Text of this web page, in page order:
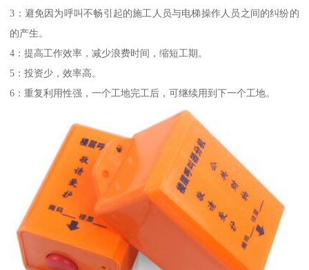
3：避免因为呼叫不畅引起的施工人员与电梯操作人员之间的纠纷的
的产生。
4：提高工作效率，减少浪费时间，缩短工期。
5：投资少，效率高。
6：重复利用性强，一个工地完工后，可继续用到下一个工地。